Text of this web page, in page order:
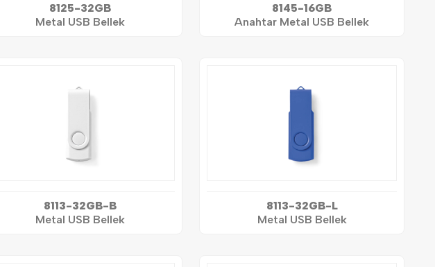
8125-32GB
Metal USB Bellek
8145-16GB
Anahtar Metal USB Bellek
8113-32GB-B
Metal USB Bellek
8113-32GB-L
Metal USB Bellek